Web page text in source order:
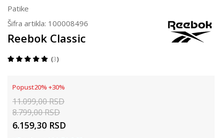
Patike
Šifra artikla: 100008496
Reebok Classic
3
Popust20% +30%
11.099,00RSD
8.799,00RSD
6.159,30 RSD